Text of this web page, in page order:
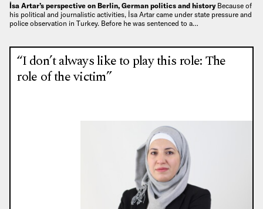
İsa Artar’s perspective on Berlin, German politics and history Because of
his political and journalistic activities, İsa Artar came under state pressure and
police observation in Turkey. Before he was sentenced to a…
“I don’t always like to play this role: The
role of the victim”